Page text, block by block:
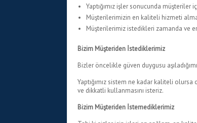
Yaptığımız işler sonucunda müşteriler
Müşterilerimizin en kaliteli hizmeti
Müşterilerimiz istedikleri zamanda ve
Bizim Müşteriden İstediklerimiz
Bizler öncelikle güven duygusu
Yaptığımız sistem ne kadar kaliteli
ve dikkatli kullanmasını isteriz.
Bizim Müşteriden İstemediklerimiz